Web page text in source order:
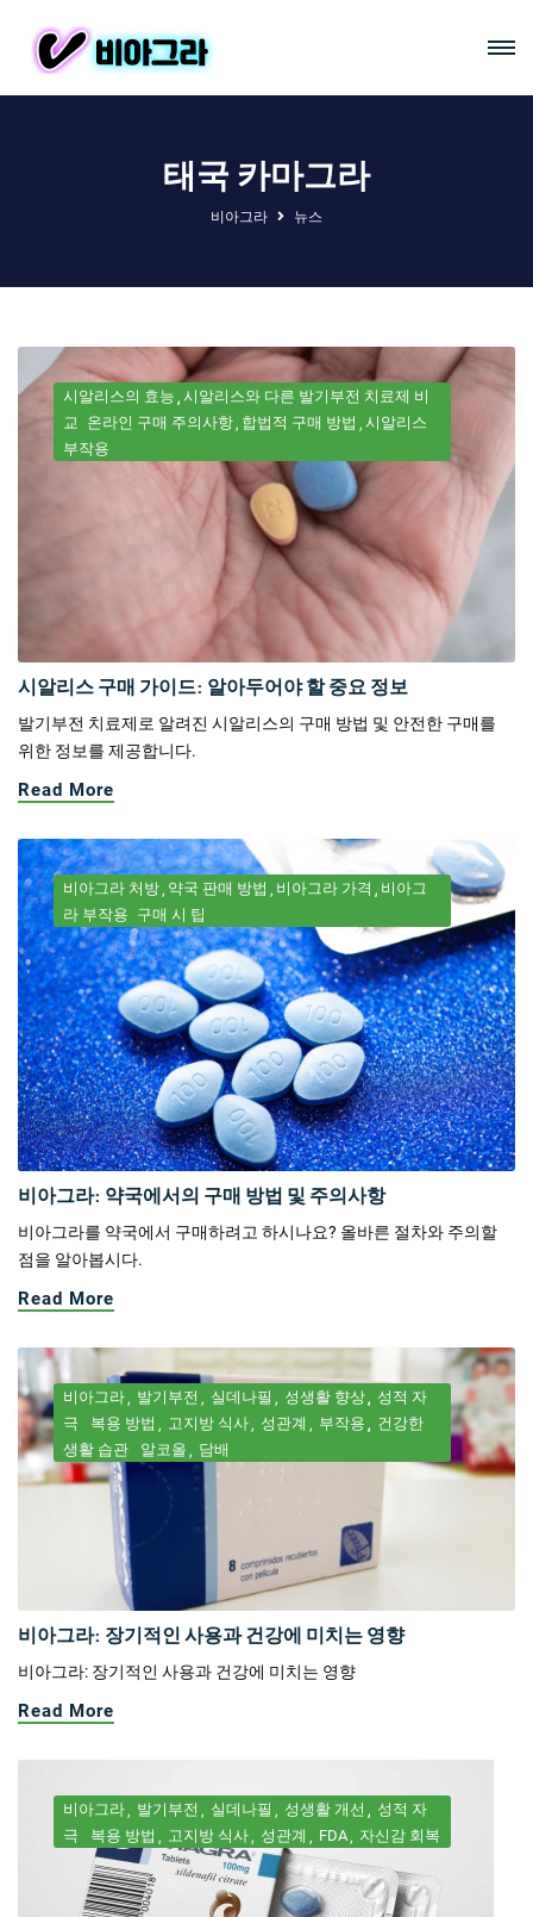
태국 카마그라
비아그라 뉴스
시알리스의 효능 시알리스와 다른 발기부전 치료제 비
교 온라인 구매 주의사항 합법적 구매 방법 시알리스
부작용
시알리스 구매 가이드: 알아두어야 할 중요 정보
발기부전 치료제로 알려진 시알리스의 구매 방법 및 안전한 구매를
위한 정보를 제공합니다.
Read More
비아그라 처방 약국 판매 방법 비아그라 가격
비아그
라 부작용 구매 시 팁
비아그라: 약국에서의 구매 방법 및 주의사항
비아그라를 약국에서 구매하려고 하시나요? 올바른 절차와 주의할
점을 알아봅시다.
Read More
비아그라 발기부전 실데나필 성생활 향상
성적 자
극
복용 방법 고지방 식사 성관계 부작용
건강한
생활 습관
알코올 담배
비아그라: 장기적인 사용과 건강에 미치는 영향
비아그라: 장기적인 사용과 건강에 미치는 영향
Read More
비아그라 발기부전 실데나필 성생활 개선
성적 자
극
복용 방법 고지방 식사 성관계 FDA 자신감 회복